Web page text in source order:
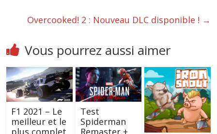
Overcooked! 2 : Nouveau DLC disponible ! →
Vous pourrez aussi aimer
F1 2021 – Le
meilleur et le
plus complet
Test
Spiderman
Remaster +